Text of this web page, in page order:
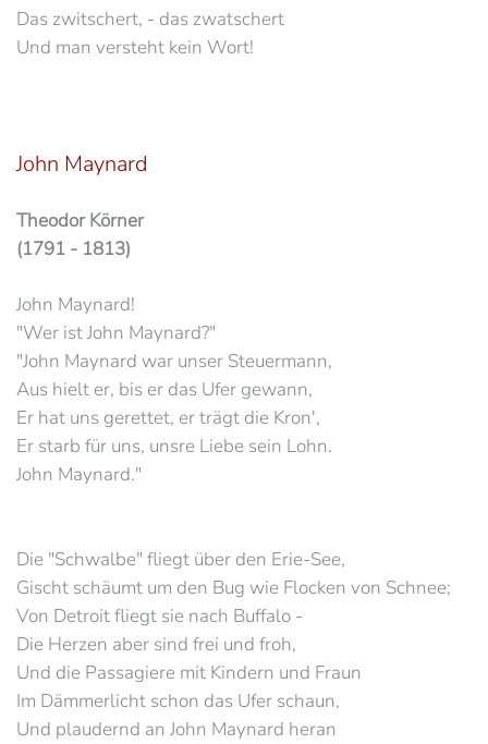
Das zwitschert, - das zwatschert
Und man versteht kein Wort!
John Maynard
Theodor Körner
(1791 - 1813)
John Maynard!
"Wer ist John Maynard?"
"John Maynard war unser Steuermann,
Aus hielt er, bis er das Ufer gewann,
Er hat uns gerettet, er trägt die Kron',
Er starb für uns, unsre Liebe sein Lohn.
John Maynard."
Die "Schwalbe" fliegt über den Erie-See,
Gischt schäumt um den Bug wie Flocken von Schnee;
Von Detroit fliegt sie nach Buffalo -
Die Herzen aber sind frei und froh,
Und die Passagiere mit Kindern und Fraun
Im Dämmerlicht schon das Ufer schaun,
Und plaudernd an John Maynard heran